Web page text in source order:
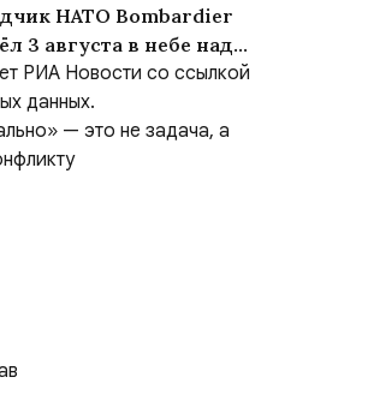
НАТО Bombardier
3 августа в небе над
девяти часов
РИА Новости со ссылкой
данных.